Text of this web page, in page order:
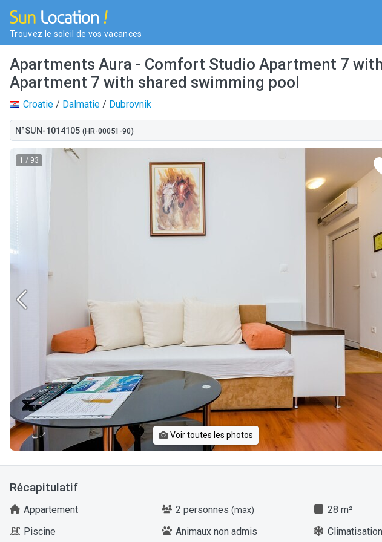
Trouvez le soleil de vos vacances
Apartments Aura - Comfort Studio Apartment 7
Apartment 7 with shared swimming pool
Croatie / Dalmatie / Dubrovnik
N°SUN-1014105 (HR-00051-90)
1 / 93
Voir toutes les photos
Récapitulatif
Appartement 2 personnes (max) 28 m²
Piscine
Animaux non admis Climatisation